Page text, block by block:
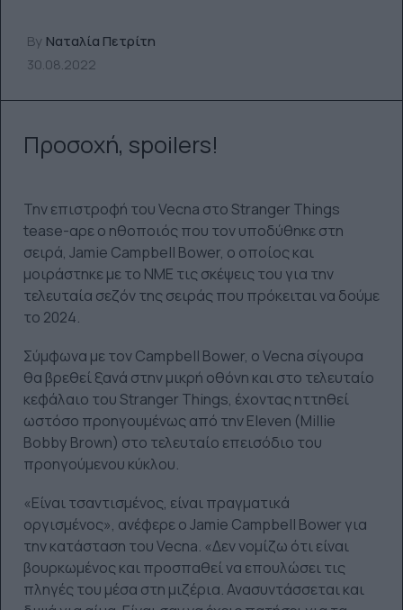
By Ναταλία Πετρίτη
30.08.2022
Προσοχή, spoilers!
Την επιστροφή του Vecna στο Stranger Things
tease-αρε ο ηθοποιός που τον υποδύθηκε στη
σειρά, Jamie Campbell Bower, ο οποίος και
μοιράστηκε με το ΝΜΕ τις σκέψεις του για την
τελευταία σεζόν της σειράς που πρόκειται να δούμε
το 2024.
Σύμφωνα με τον Campbell Bower, ο Vecna σίγουρα
θα βρεθεί ξανά στην μικρή οθόνη και στο τελευταίο
κεφάλαιο του Stranger Things, έχοντας ηττηθεί
ωστόσο προηγουμένως από την Eleven (Millie
Bobby Brown) στο τελευταίο επεισόδιο του
προηγούμενου κύκλου.
«Είναι τσαντισμένος, είναι πραγματικά
οργισμένος», ανέφερε ο Jamie Campbell Bower για
την κατάσταση του Vecna. «Δεν νομίζω ότι είναι
βουρκωμένος και προσπαθεί να επουλώσει τις
πληγές του μέσα στη μιζέρια. Ανασυντάσσεται και